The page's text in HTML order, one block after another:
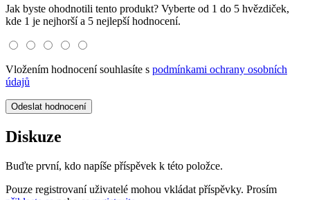
Jak byste ohodnotili tento produkt? Vyberte od 1 do 5 hvězdiček,
kde 1 je nejhorší a 5 nejlepší hodnocení.
Vložením hodnocení souhlasíte s podmínkami ochrany osobních
údajů
Odeslat hodnocení
Diskuze
Buďte první, kdo napíše příspěvek k této položce.
Pouze registrovaní uživatelé mohou vkládat příspěvky. Prosím